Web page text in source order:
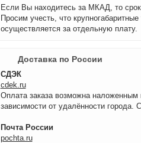
Если Вы находитесь за МКАД, то
Просим учесть, что
осуществляется за отдельную плату.
Доставка по России
СДЭК
cdek.ru
Оплата заказа возможна наложенным
зависимости от удалённости города.
Почта России
pochta.ru